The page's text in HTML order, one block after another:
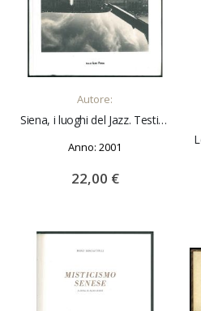
AGGIUNGI AL CARRELLO
Autore:
Siena, i luoghi del Jazz. Testimonianze ed immagini. Fotografie di Aldo Venga.
Anno: 2001
22,00 €